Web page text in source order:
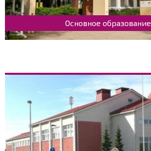
Основное образование